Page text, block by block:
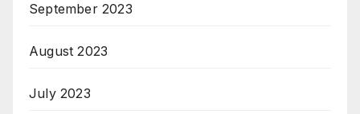
September 2023
August 2023
July 2023